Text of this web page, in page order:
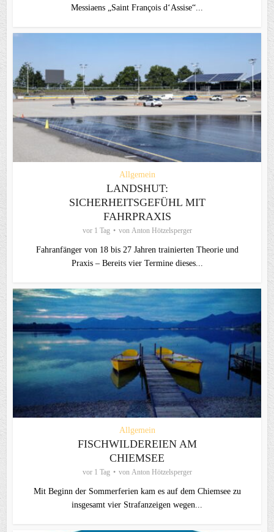
Messiaens „Saint François d‘Assise“...
Allgemein
LANDSHUT:
SICHERHEITSGEFÜHL MIT
FAHRPRAXIS
vor 1 Tag von Anton Hötzelsperger
Fahranfänger von 18 bis 27 Jahren trainierten Theorie und
Praxis – Bereits vier Termine dieses...
Allgemein
FISCHWILDEREIEN AM
CHIEMSEE
vor 1 Tag von Anton Hötzelsperger
Mit Beginn der Sommerferien kam es auf dem Chiemsee zu
insgesamt vier Strafanzeigen wegen...